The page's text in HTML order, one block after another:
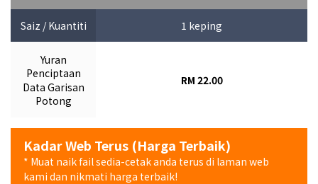
Saiz / Kuantiti 1 keping
Yuran
Penciptaan
Data Garisan
Potong
RM 22.00
Kadar Web Terus (Harga Terbaik)
* Muat naik fail sedia-cetak anda terus di laman web
kami dan nikmati harga terbaik!